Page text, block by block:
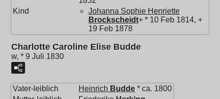
Kind
Johanna Sophie Henriette
Brockscheidt+ * 10 Feb 1814, +
19 Feb 1878
Charlotte Caroline Elise Budde
w, * 9 Juli 1830
Vater-leiblich Heinrich Budde * ca. 1800